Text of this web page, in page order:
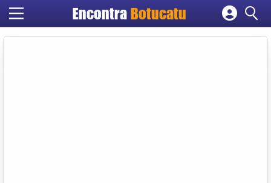
EncontraBotucatu
Cadastrar empresa